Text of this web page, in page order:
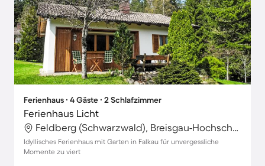
Ferienhaus ∙ 4 Gäste ∙ 2 Schlafzimmer
Ferienhaus Licht
Feldberg (Schwarzwald), Breisgau-Hochschwarzwald, Deutschland
Idyllisches Ferienhaus mit Garten in Falkau für unvergessliche
Momente zu viert